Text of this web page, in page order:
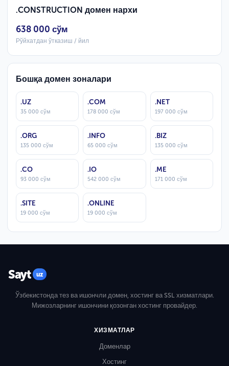
.CONSTRUCTION домен нархи
638 000 сўм
Рўйхатдан ўтказиш / йил
Бошқа домен зоналари
.UZ
35 000 сўм
.COM
178 000 сўм
.NET
197 000 сўм
.ORG
135 000 сўм
.INFO
65 000 сўм
.BIZ
135 000 сўм
.CO
93 000 сўм
.IO
542 000 сўм
.ME
171 000 сўм
.SITE
19 000 сўм
.ONLINE
19 000 сўм
Sayt uz
Ўзбекистонда тез ва ишончли домен, хостинг ва SSL хизматлари.
Мижозларнинг ишончини қозонган хостинг провайдер.
ХИЗМАТЛАР
Доменлар
Хостинг